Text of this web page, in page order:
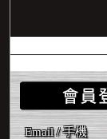
Email / 手機